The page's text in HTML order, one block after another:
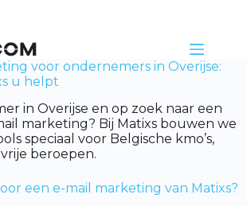
voor ondernemers in Overijse:
u helpt
in Overijse en op zoek naar een
marketing? Bij Matixs bouwen we
speciaal voor Belgische kmo’s,
beroepen.
een e-mail marketing van Matixs?